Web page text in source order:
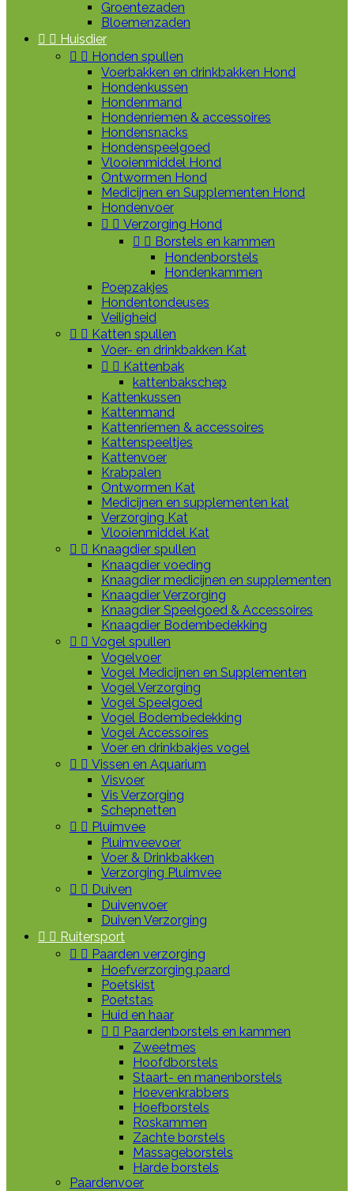
Groentezaden
Bloemenzaden
  Huisdier
  Honden spullen
Voerbakken en drinkbakken Hond
Hondenkussen
Hondenmand
Hondenriemen & accessoires
Hondensnacks
Hondenspeelgoed
Vlooienmiddel Hond
Ontwormen Hond
Medicijnen en Supplementen Hond
Hondenvoer
  Verzorging Hond
  Borstels en kammen
Hondenborstels
Hondenkammen
Poepzakjes
Hondentondeuses
Veiligheid
  Katten spullen
Voer- en drinkbakken Kat
  Kattenbak
kattenbakschep
Kattenkussen
Kattenmand
Kattenriemen & accessoires
Kattenspeeltjes
Kattenvoer
Krabpalen
Ontwormen Kat
Medicijnen en supplementen kat
Verzorging Kat
Vlooienmiddel Kat
  Knaagdier spullen
Knaagdier voeding
Knaagdier medicijnen en supplementen
Knaagdier Verzorging
Knaagdier Speelgoed & Accessoires
Knaagdier Bodembedekking
  Vogel spullen
Vogelvoer
Vogel Medicijnen en Supplementen
Vogel Verzorging
Vogel Speelgoed
Vogel Bodembedekking
Vogel Accessoires
Voer en drinkbakjes vogel
  Vissen en Aquarium
Visvoer
Vis Verzorging
Schepnetten
  Pluimvee
Pluimveevoer
Voer & Drinkbakken
Verzorging Pluimvee
  Duiven
Duivenvoer
Duiven Verzorging
  Ruitersport
  Paarden verzorging
Hoefverzorging paard
Poetskist
Poetstas
Huid en haar
  Paardenborstels en kammen
Zweetmes
Hoofdborstels
Staart- en manenborstels
Hoevenkrabbers
Hoefborstels
Roskammen
Zachte borstels
Massageborstels
Harde borstels
Paardenvoer